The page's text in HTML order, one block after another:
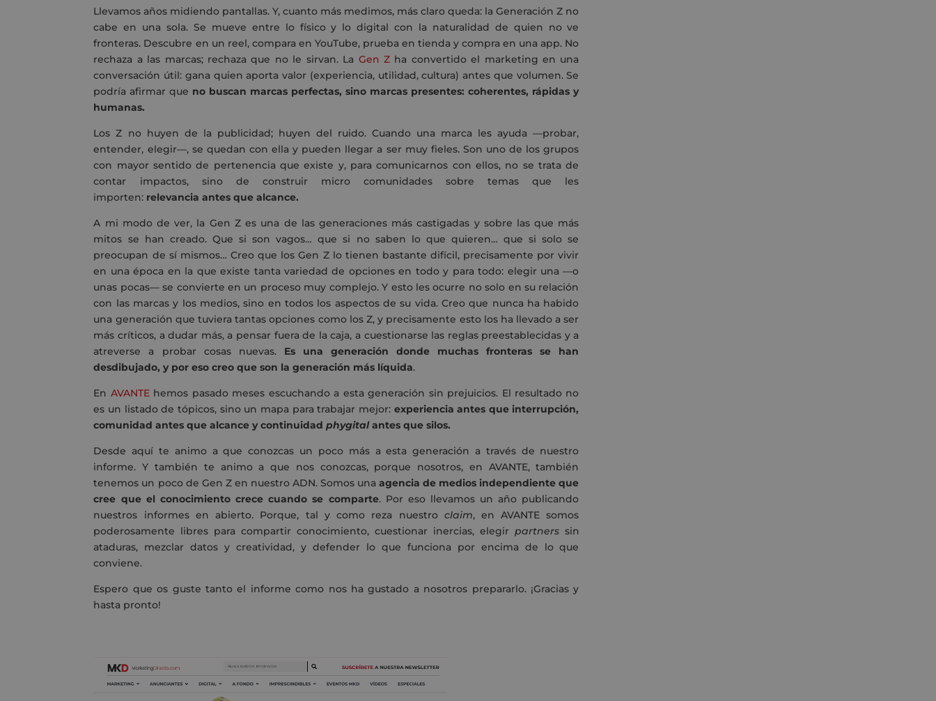
Llevamos años midiendo pantallas. Y, cuanto más medimos, más claro queda: la Generación Z no
cabe en una sola. Se mueve entre lo físico y lo digital con la naturalidad de quien no ve
fronteras. Descubre en un reel, compara en YouTube, prueba en tienda y compra en una app. No
rechaza a las marcas; rechaza que no le sirvan. La Gen Z ha convertido el marketing en una
conversación útil: gana quien aporta valor (experiencia, utilidad, cultura) antes que volumen. Se
podría afirmar que no buscan marcas perfectas, sino marcas presentes: coherentes, rápidas y
humanas.
Los Z no huyen de la publicidad; huyen del ruido. Cuando una marca les ayuda —probar,
entender, elegir—, se quedan con ella y pueden llegar a ser muy fieles. Son uno de los grupos
con mayor sentido de pertenencia que existe y, para comunicarnos con ellos, no se trata de
contar impactos, sino de construir micro comunidades sobre temas que les
importen: relevancia antes que alcance.
A mi modo de ver, la Gen Z es una de las generaciones más castigadas y sobre las que más
mitos se han creado. Que si son vagos… que si no saben lo que quieren… que si solo se
preocupan de sí mismos… Creo que los Gen Z lo tienen bastante difícil, precisamente por vivir
en una época en la que existe tanta variedad de opciones en todo y para todo: elegir una —o
unas pocas— se convierte en un proceso muy complejo. Y esto les ocurre no solo en su relación
con las marcas y los medios, sino en todos los aspectos de su vida. Creo que nunca ha habido
una generación que tuviera tantas opciones como los Z, y precisamente esto los ha llevado a ser
más críticos, a dudar más, a pensar fuera de la caja, a cuestionarse las reglas preestablecidas y a
atreverse a probar cosas nuevas.
Es una generación donde muchas fronteras se han
desdibujado, y por eso creo que son la generación más líquida.
En AVANTE hemos pasado meses escuchando a esta generación sin prejuicios. El resultado no
es un listado de tópicos, sino un mapa para trabajar mejor: experiencia antes que interrupción,
comunidad antes que alcance y continuidad phygital antes que silos.
Desde aquí te animo a que conozcas un poco más a esta generación a través de nuestro
informe. Y también te animo a que nos conozcas, porque nosotros, en AVANTE, también
tenemos un poco de Gen Z en nuestro ADN. Somos una agencia de medios independiente que
cree que el conocimiento crece cuando se comparte. Por eso llevamos un año publicando
nuestros informes en abierto. Porque, tal y como reza nuestro claim, en AVANTE somos
poderosamente libres para compartir conocimiento, cuestionar inercias, elegir partners sin
ataduras, mezclar datos y creatividad, y defender lo que funciona por encima de lo que
conviene.
Espero que os guste tanto el informe como nos ha gustado a nosotros prepararlo. ¡Gracias y
hasta pronto!